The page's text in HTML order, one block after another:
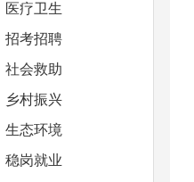
医疗卫生
招考招聘
社会救助
乡村振兴
生态环境
稳岗就业